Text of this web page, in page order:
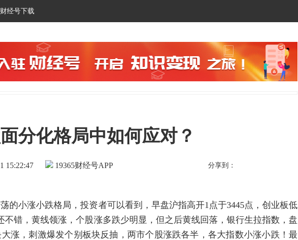
财经号下载
分化格局中如何应对？
财经号APP
15:22:47 19365 分享到：
小涨小跌格局，投资者可以看到，早盘沪指高开1点于3445点，创业板低
不错，黄线领涨，个股涨多跌少明显，但之后黄线回落，银行生拉指数，盘
涨，刺激爆发个别板块反抽，两市个股涨跌各半，各大指数小涨小跌！最